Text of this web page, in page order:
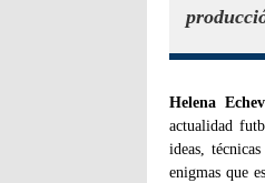
Helena
actualidad
ideas,
enigmas que